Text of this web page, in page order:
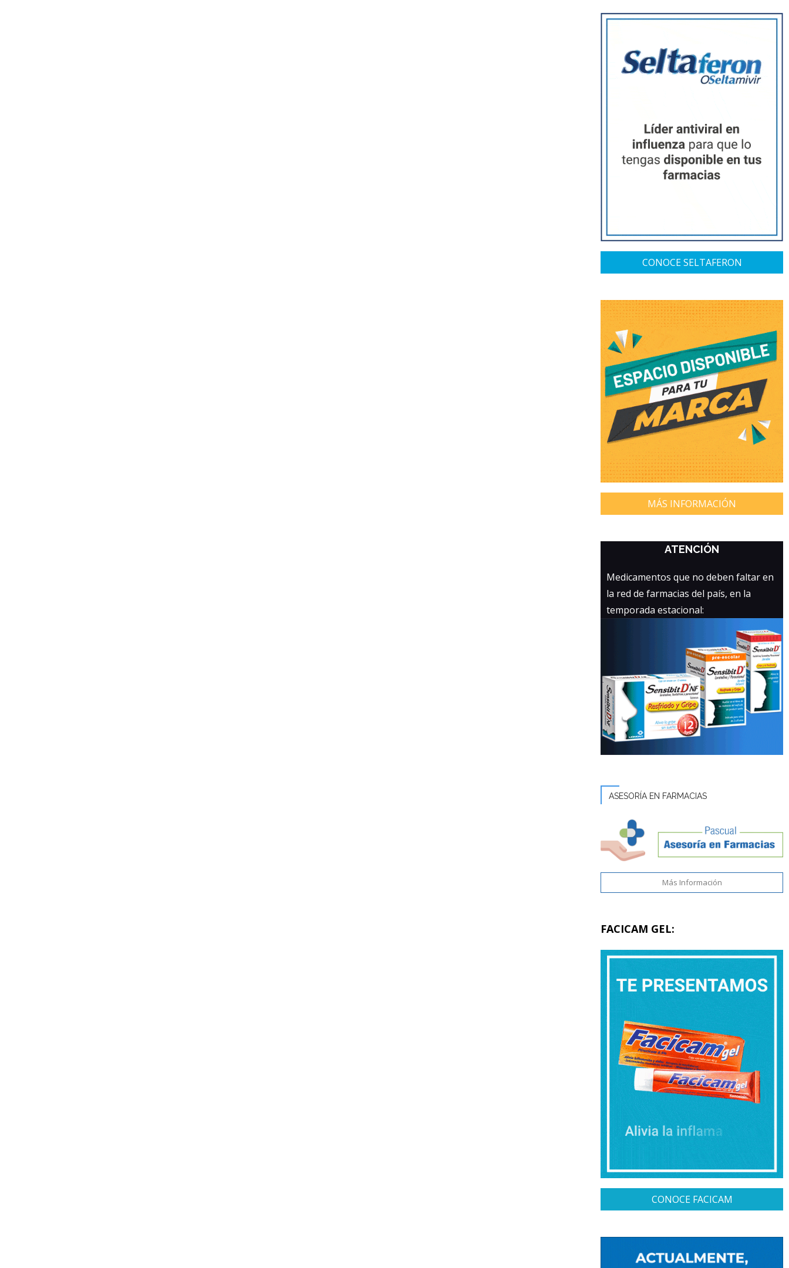
CONOCE SELTAFERON
MÁS INFORMACIÓN
ATENCIÓN
Medicamentos que no deben faltar en
la red de farmacias del país, en la
temporada estacional:
ASESORÍA EN FARMACIAS
Más Información
FACICAM GEL:
CONOCE FACICAM